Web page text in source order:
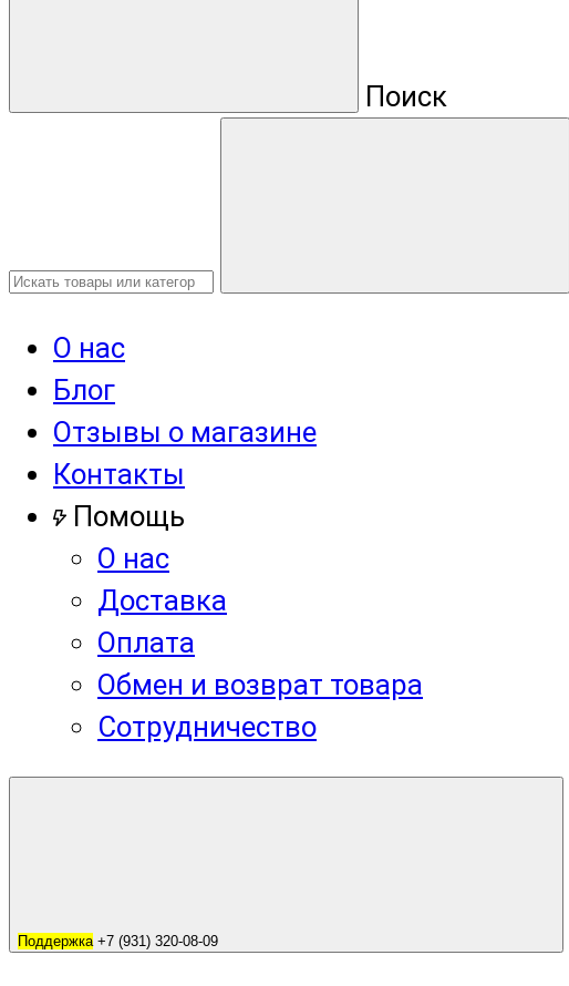
Поиск
О нас
Блог
Отзывы о магазине
Контакты
Помощь
О нас
Доставка
Оплата
Обмен и возврат товара
Сотрудничество
Поддержка +7 (931) 320-08-09